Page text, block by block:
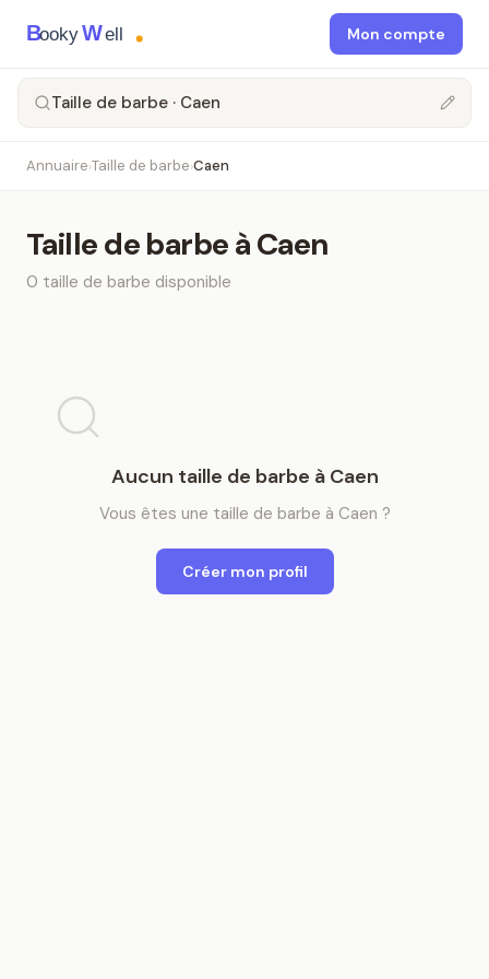
BookyWell Mon compte
Taille de barbe · Caen
Annuaire›Taille de barbe›Caen
Taille de barbeàCaen
0 taille de barbe disponible
Aucun taille de barbe à Caen
Vous êtes une taille de barbe à Caen ?
Créer mon profil